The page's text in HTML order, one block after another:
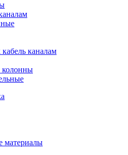
каналам
колонны
материалы